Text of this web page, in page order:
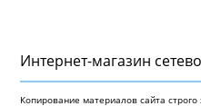
Интернет-магазин
Копирование материалов сайта